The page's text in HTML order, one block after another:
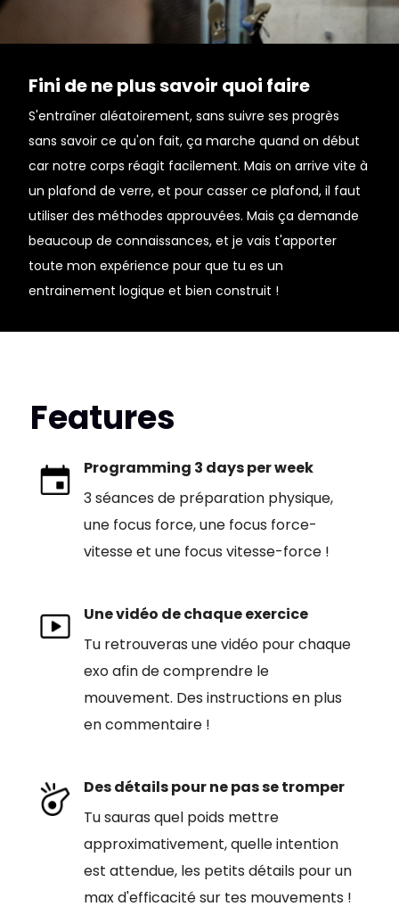
Fini de ne plus savoir quoi faire
S'entraîner aléatoirement, sans suivre ses progrès
sans savoir ce qu'on fait, ça marche quand on début
car notre corps réagit facilement. Mais on arrive vite à
un plafond de verre, et pour casser ce plafond, il faut
utiliser des méthodes approuvées. Mais ça demande
beaucoup de connaissances, et je vais t'apporter
toute mon expérience pour que tu es un
entrainement logique et bien construit !
Features
Programming 3 days per week
3 séances de préparation physique,
une focus force, une focus force-
vitesse et une focus vitesse-force !
Une vidéo de chaque exercice
Tu retrouveras une vidéo pour chaque
exo afin de comprendre le
mouvement. Des instructions en plus
en commentaire !
Des détails pour ne pas se tromper
Tu sauras quel poids mettre
approximativement, quelle intention
est attendue, les petits détails pour un
max d'efficacité sur tes mouvements !